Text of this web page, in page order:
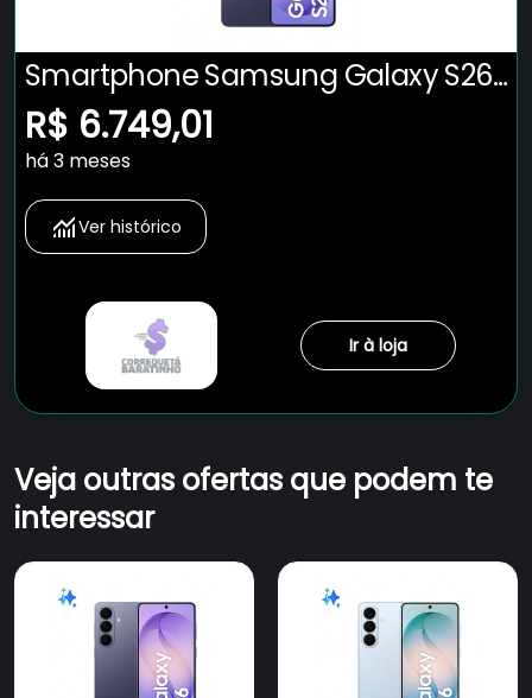
Smartphone Samsung Galaxy S26
5G Tela 6.3" 256GB Câmera 50MP -
Violeta
R$ 6.749,01
há 3 meses
Ver histórico
Ir à loja
Veja outras ofertas que podem te
interessar